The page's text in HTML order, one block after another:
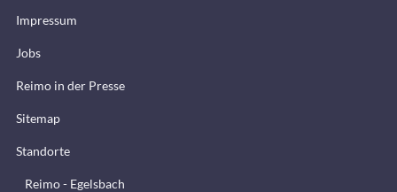
Impressum
Jobs
Reimo in der Presse
Sitemap
Standorte
Reimo - Egelsbach